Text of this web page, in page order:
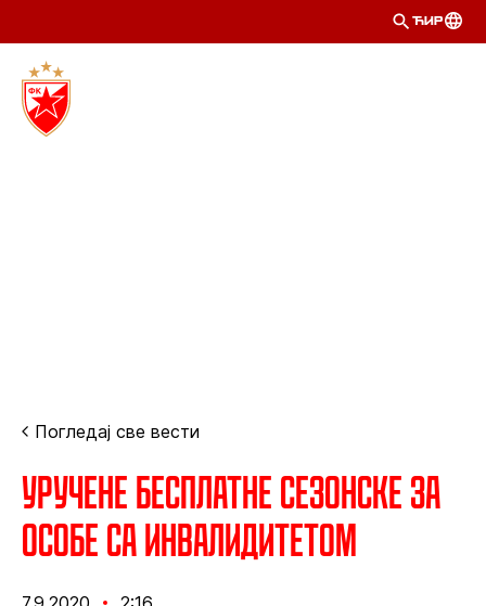
ЋИР
Погледај све вести
Уручене бесплатне сезонске за
особе са инвалидитетом